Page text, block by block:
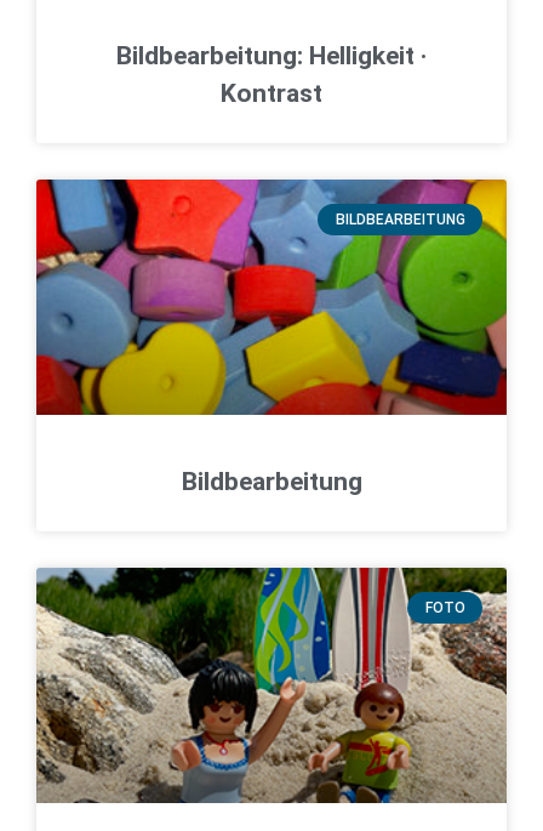
Bildbearbeitung: Helligkeit ·
Kontrast
BILDBEARBEITUNG
Bildbearbeitung
FOTO